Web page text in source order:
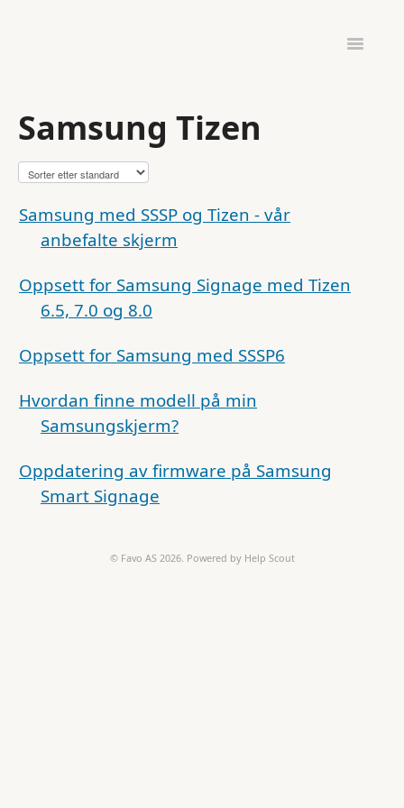
Toggle
INFOSKJERMEN GO
Samsung Tizen
Samsung med SSSP og Tizen - vår
anbefalte skjerm
Oppsett for Samsung Signage med Tizen
6.5, 7.0 og 8.0
Oppsett for Samsung med SSSP6
Hvordan finne modell på min
Samsungskjerm?
Oppdatering av firmware på Samsung
Smart Signage
© Favo AS2026. Powered by Help Scout